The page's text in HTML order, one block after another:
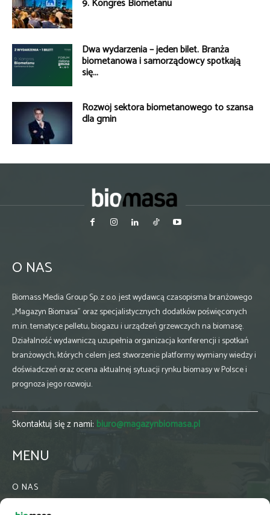
9. Kongres Biometanu
Dwa wydarzenia – jeden bilet. Branża
biometanowa i samorządowcy spotkają
się...
Rozwój sektora biometanowego to szansa
dla gmin
O NAS
Biomass Media Group Sp. z o.o. jest wydawcą czasopisma branżowego
„Magazyn Biomasa” oraz specjalistycznych dodatków poświęconych
m.in. tematyce pelletu, biogazu i urządzeń grzewczych na biomasę.
Działalność wydawniczą uzupełnia organizacja konferencji i spotkań
branżowych, których celem jest stworzenie platformy wymiany wiedzy i
doświadczeń oraz ocena aktualnej sytuacji rynku biomasy w Polsce i
prognoza jego rozwoju.
Skontaktuj się z nami: biuro@magazynbiomasa.pl
MENU
O NAS